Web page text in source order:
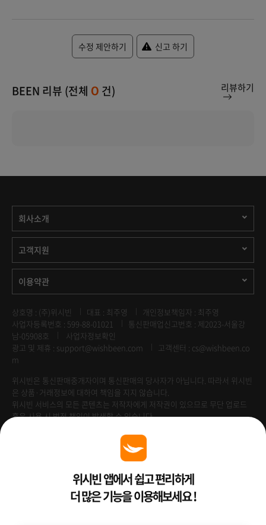
수정 제안하기 신고 하기
BEEN 리뷰 (전체 0 건) 리뷰하기
회사소개
고객지원
이용약관
상호명 : (주)위시빈 대표 : 최주영
개인정보책임자 : 최주영
사업자등록번호 : 599-88-01021
통신판매업신고번호 : 제2023-서울강
남-05908호
사업자정보확인
광고 및 제휴 : support@wishbeen.com
고객센터 : cs@wishbeen.co
m
위시빈은 통신판매중개자이며 통신판매의 당사자가 아닙니다. 따라서 위시빈
은 상품·거래정보에 대하여 책임을 지지 않습니다.
위시빈 서비스의 모든 콘텐츠는 저작자에게 저작권이 있으므로 무단 업로드
혹은 사용 시 법적 책임이 발생할 수 있습니다.
Venture Enterprise위시빈 앱에서 쉽고 편리하게
더 많은 기능을 이용해보세요 !